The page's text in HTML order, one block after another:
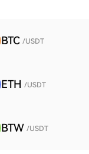
BTC /USDT
ETH /USDT
BTW /USDT